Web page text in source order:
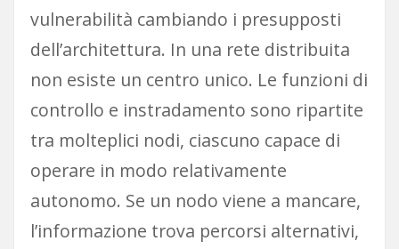
vulnerabilità cambiando i presupposti
dell’architettura. In una rete distribuita
non esiste un centro unico. Le funzioni di
controllo e instradamento sono ripartite
tra molteplici nodi, ciascuno capace di
operare in modo relativamente
autonomo. Se un nodo viene a mancare,
l’informazione trova percorsi alternativi,